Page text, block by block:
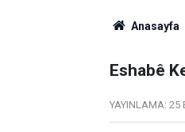
Anasayfa
Eshabê
YAYINLAMA: 25